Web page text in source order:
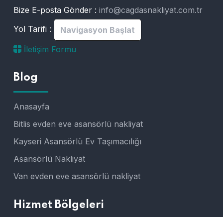
Bize E-posta Gönder : info@cagdasnakliyat.com.tr
Yol Tarifi :
Navigasyon Başlat
İletişim Formu
Blog
Anasayfa
Bitlis evden eve asansörlü nakliyat
Kayseri Asansörlü Ev Taşımacılığı
Asansörlü Nakliyat
Van evden eve asansörlü nakliyat
Hizmet Bölgeleri